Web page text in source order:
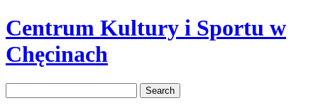
Centrum Kultury i Sportu w
Chęcinach